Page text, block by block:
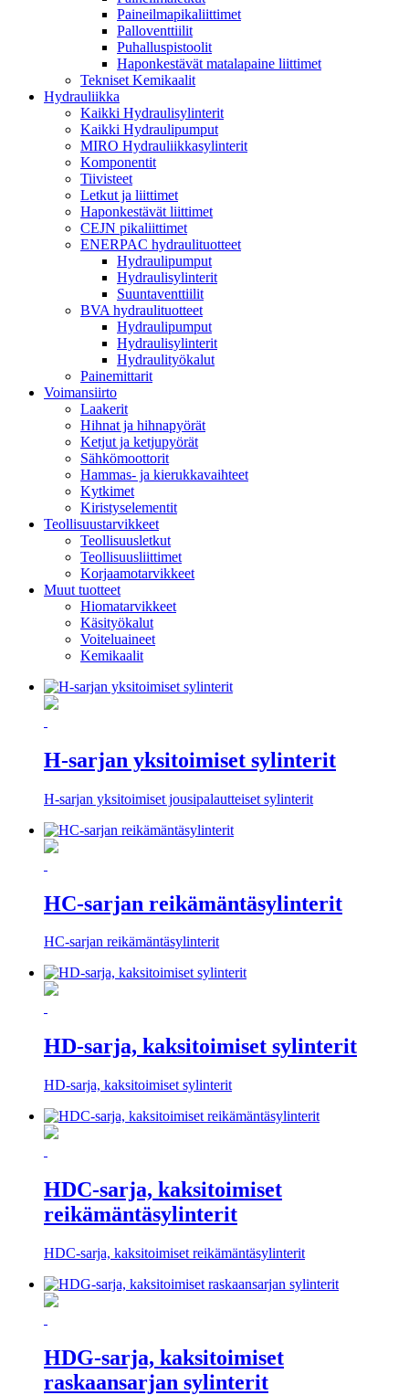
Paineilmapikaliittimet
Palloventtiilit
Puhalluspistoolit
Haponkestävät matalapaine liittimet
Tekniset Kemikaalit
Hydrauliikka
Kaikki Hydraulisylinterit
Kaikki Hydraulipumput
MIRO Hydrauliikkasylinterit
Komponentit
Tiivisteet
Letkut ja liittimet
Haponkestävät liittimet
CEJN pikaliittimet
ENERPAC hydraulituotteet
Hydraulipumput
Hydraulisylinterit
Suuntaventtiilit
BVA hydraulituotteet
Hydraulipumput
Hydraulisylinterit
Hydraulityökalut
Painemittarit
Voimansiirto
Laakerit
Hihnat ja hihnapyörät
Ketjut ja ketjupyörät
Sähkömoottorit
Hammas- ja kierukkavaihteet
Kytkimet
Kiristyselementit
Teollisuustarvikkeet
Teollisuusletkut
Teollisuusliittimet
Korjaamotarvikkeet
Muut tuotteet
Hiomatarvikkeet
Käsityökalut
Voiteluaineet
Kemikaalit
H-sarjan yksitoimiset sylinterit
H-sarjan yksitoimiset jousipalautteiset sylinterit
HC-sarjan reikämäntäsylinterit
HC-sarjan reikämäntäsylinterit
HD-sarja, kaksitoimiset sylinterit
HD-sarja, kaksitoimiset sylinterit
HDC-sarja, kaksitoimiset
reikämäntäsylinterit
HDC-sarja, kaksitoimiset reikämäntäsylinterit
HDG-sarja, kaksitoimiset
raskaansarjan sylinterit